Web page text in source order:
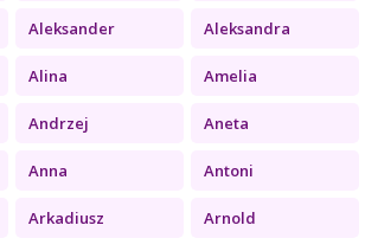
Aleksander Aleksandra
Alina Amelia
Andrzej Aneta
Anna Antoni
Arkadiusz Arnold